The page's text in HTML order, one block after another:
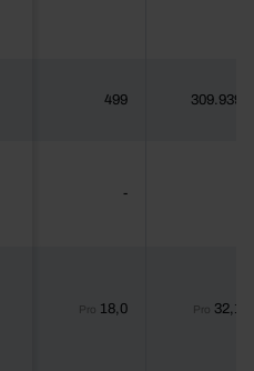
499 309.939
-
Pro 18,0 Pro 32,1